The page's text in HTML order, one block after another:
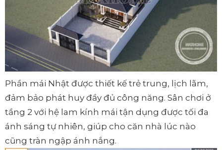
Phần mái Nhật được thiết kế trẻ trung, lịch lãm,
đảm bảo phát huy đầy đủ công năng. Sân chơi ở
tầng 2 với hệ lam kính mái tận dụng được tối đa
ánh sáng tự nhiên, giúp cho căn nhà lúc nào
cũng tràn ngập ánh nắng.